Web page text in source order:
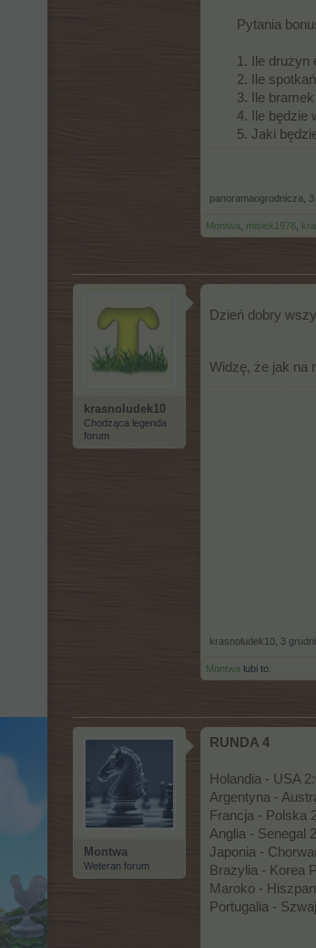
Pytania
1. Ile drużyn
2. Ile
3. Ile
4. Ile będzie
5. Jaki
panoramaogrodnicza
Montwa misiek1978
krasnoludek10
Chodząca legenda
forum
Dzień dobry
Widzę, że jak na
krasnoludek10 3
Montwa lubi to.
Montwa
Weteran forum
RUNDA 4
Holandia - USA
Argentyna -
Francja - Polska
Anglia - Senegal
Japonia -
Brazylia - Korea
Maroko -
Portugalia -